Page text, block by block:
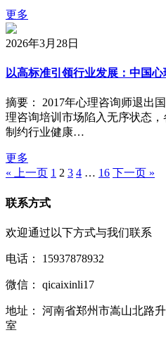
更多
2026年3月28日
以高标准引领行业发展：中国
摘要： 2017年心理咨询师退出
理咨询培训市场陷入无序状态
制约行业健康…
更多
« 上一页 1 2 3 4 … 16 下一页 »
联系方式
欢迎通过以下方式与我们联系
电话： 15937878932
微信： qicaixinli17
地址：
河南省郑州市嵩山北路
室